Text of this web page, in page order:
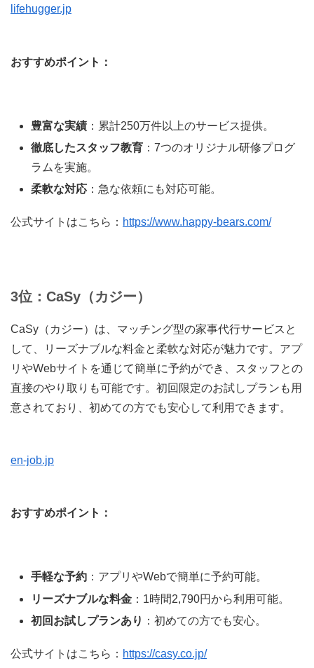
lifehugger.jp
おすすめポイント：
豊富な実績 ：累計250万件以上のサービス提供。
徹底したスタッフ教育 ：7つのオリジナル研修プログ
ラムを実施。
柔軟な対応 ：急な依頼にも対応可能。
公式サイトはこちら： https://www.happy-bears.com/
3位：CaSy（カジー）
CaSy（カジー）は、マッチング型の家事代行サービスと
して、リーズナブルな料金と柔軟な対応が魅力です。アプ
リやWebサイトを通じて簡単に予約ができ、スタッフとの
直接のやり取りも可能です。初回限定のお試しプランも用
意されており、初めての方でも安心して利用できます。
en-job.jp
おすすめポイント：
手軽な予約 ：アプリやWebで簡単に予約可能。
リーズナブルな料金 ：1時間2,790円から利用可能。
初回お試しプランあり ：初めての方でも安心。
公式サイトはこちら： https://casy.co.jp/